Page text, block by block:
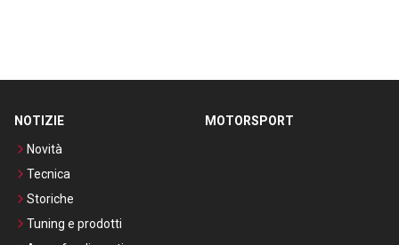
NOTIZIE
Novità
Tecnica
Storiche
Tuning e prodotti
MOTORSPORT